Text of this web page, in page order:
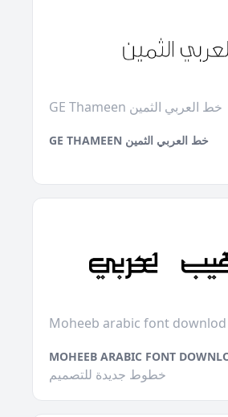
GE Thameen خط العربي الثمين
GE THAMEEN خط العربي الثمين
خطوط جديدة للتصميم